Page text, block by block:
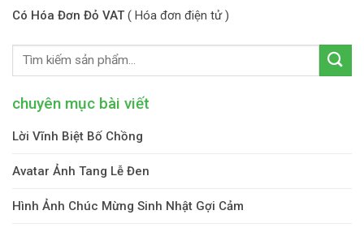
Có Hóa Đơn Đỏ VAT ( Hóa đơn điện tử )
chuyên mục bài viết
Lời Vĩnh Biệt Bố Chồng
Avatar Ảnh Tang Lễ Đen
Hình Ảnh Chúc Mừng Sinh Nhật Gợi Cảm